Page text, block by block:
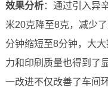
效果分析：通过引入异
米20克降至8克，减少
分钟缩短至8分钟，大
力和印刷质量也得到了
一改进不仅改善了车间